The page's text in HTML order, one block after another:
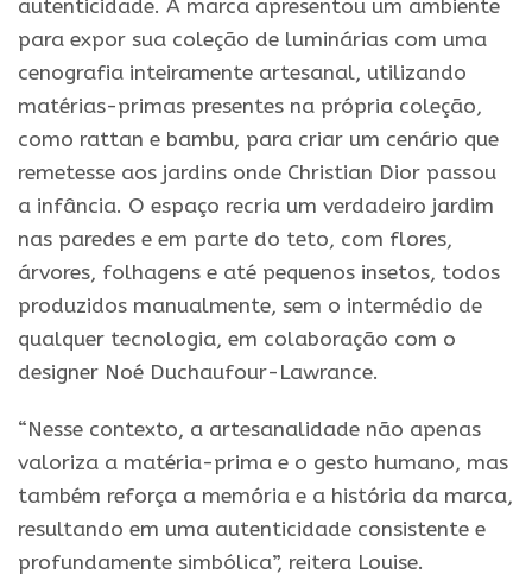
autenticidade. A marca apresentou um ambiente
para expor sua coleção de luminárias com uma
cenografia inteiramente artesanal, utilizando
matérias-primas presentes na própria coleção,
como rattan e bambu, para criar um cenário que
remetesse aos jardins onde Christian Dior passou
a infância. O espaço recria um verdadeiro jardim
nas paredes e em parte do teto, com flores,
árvores, folhagens e até pequenos insetos, todos
produzidos manualmente, sem o intermédio de
qualquer tecnologia, em colaboração com o
designer Noé Duchaufour-Lawrance.
“Nesse contexto, a artesanalidade não apenas
valoriza a matéria-prima e o gesto humano, mas
também reforça a memória e a história da marca,
resultando em uma autenticidade consistente e
profundamente simbólica”, reitera Louise.